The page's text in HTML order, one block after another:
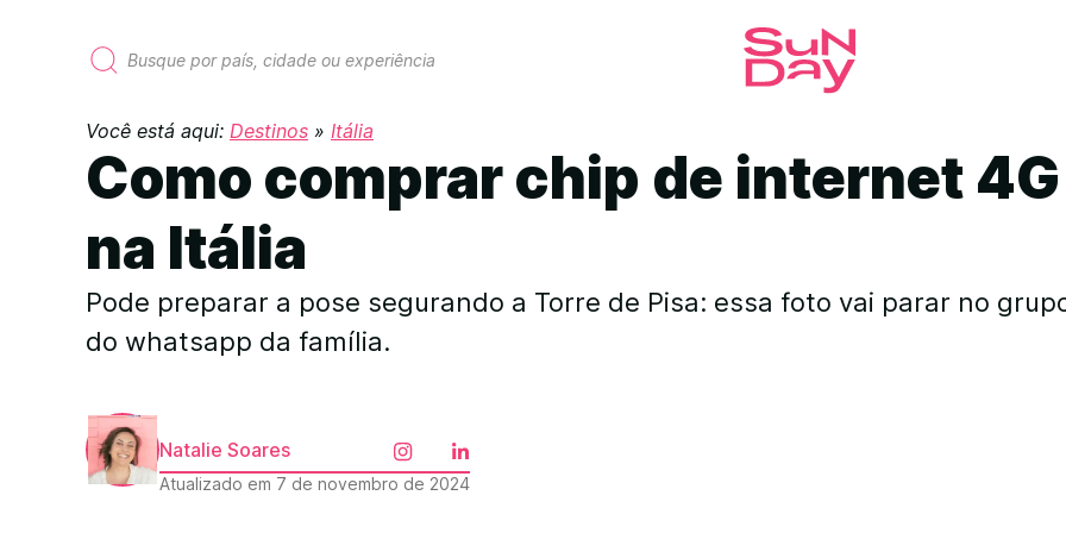
P
q
u
i
a
o
r
:
Você está aqui: Destinos » Itália
Como comprar chip de internet 4G
na Itália
Pode preparar a pose segurando a Torre de Pisa: essa foto vai parar no
do whatsapp da família.
Natalie Soares
Atualizado em 7 de novembro de 2024